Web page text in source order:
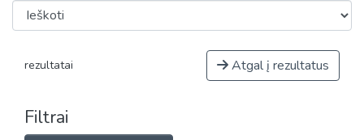
rezultatai Atgal į rezultatus
Filtrai